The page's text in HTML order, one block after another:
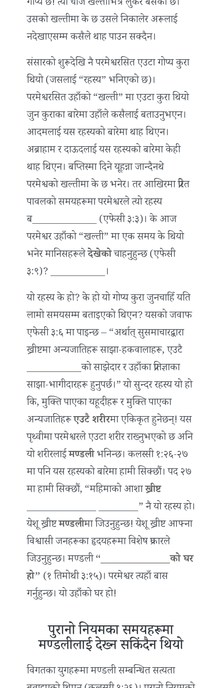
गोप्य छ! त्यो चीज खल्तीभित्र लुकेर बसेको छ।
उसको खल्तीमा के छ उसले निकालेर अरूलाई
नदेखाएसम्म कसैले थाह पाउन सक्दैन।
संसारको शुरूदेखि नै परमेश्वरसित एउटा गोप्य कुरा
थियो (जसलाई “रहस्य” भनिएको छ)।
परमेश्वरसित उहाँको “खल्ती” मा एउटा कुरा थियो
जुन कुराका बारेमा उहाँले कसैलाई बताउनुभएन।
आदमलाई यस रहस्यको बारेमा थाह थिएन।
अब्राहाम र दाऊदलाई यस रहस्यको बारेमा केही
थाह थिएन। बप्‍तिस्मा दिने यूहन्ना जान्दैनथे
परमेश्वको खल्तीमा के छ भनेर। तर आखिरमा प्रेरित
पावलको समयहरूमा परमेश्वरले त्यो रहस्य
ब_____________ (एफेसी ३:३)। के आज
परमेश्वर उहाँको “खल्ती” मा एक समय के थियो
भनेर मानिसहरूलेदेखेकोचाहनुहुन्छ (एफेसी
३:९)? ___________।
यो रहस्य के हो? के हो यो गोप्य कुरा जुनचाहिँ यति
लामो समयसम्म बताइएको थिएन? यसको जवाफ
एफेसी ३:६ मा पाइन्छ – “अर्थात् सुसमाचारद्वारा
ख्रीष्टमा अन्यजातिहरू साझा-हकवालाहरू, एउटै
___________को साझेदार र उहाँका प्रतिज्ञाका
साझा-भागीदारहरू हुनुपर्छ।” यो सुन्दर रहस्य यो हो
कि, मुक्ति पाएका यहूदीहरू र मुक्ति पाएका
अन्यजातिहरूएउटै शरीरमा एकिकृत हुनेछन्! यस
पृथ्वीमा परमेश्वरले एउटा शरीर राख्‍नुभएको छ अनि
यो शरीरलाईमण्डलीभनिन्छ। कलस्सी १:२६-२७
मा पनि यस रहस्यको बारेमा हामी सिक्छौं। पद २७
मा हामी सिक्छौं, “महिमाको आशाख्रीष्ट
______________ ________” नै यो रहस्य हो।
येशू ख्रीष्टमण्डलीमा जिउनुहुन्छ! येशू ख्रीष्ट आफ्ना
विश्वासी जनहरूका हृदयहरूमा विशेष प्रकारले
जिउनुहुन्छ। मण्डली“______________को घर
हो” (१ तिमोथी ३:१५)। परमेश्वर त्यहाँ बास
गर्नुहुन्छ। यो उहाँको घर हो!
पुरानो नियमका समयहरूमा
मण्डलीलाई देख्न सकिंदैन थियो
विगतका युगहरूमा मण्डली सम्बन्धित सत्यता